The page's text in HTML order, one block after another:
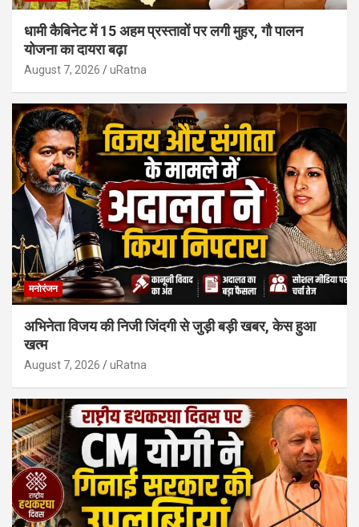
धामी कैबिनेट में 15 अहम प्रस्तावों पर लगी मुहर, गौ पालन
योजना का दायरा बढ़ा
August 7, 2026 uRatna
मनोरंजन
अभिनेता विजय की निजी जिंदगी से जुड़ी बड़ी खबर, केस हुआ
खत्म
August 7, 2026 uRatna